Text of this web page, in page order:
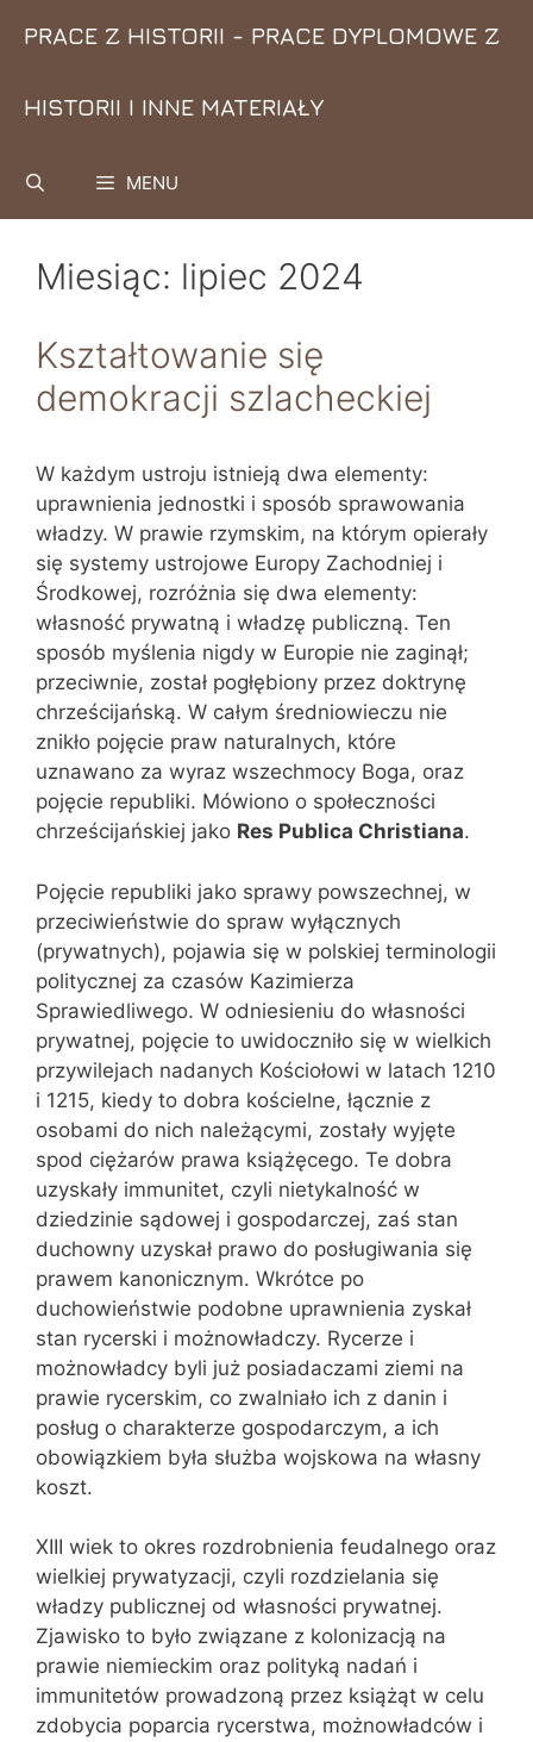
PRACE Z HISTORII - PRACE DYPLOMOWE Z
HISTORII I INNE MATERIAŁY
MENU
Miesiąc: lipiec 2024
Kształtowanie się
demokracji szlacheckiej
W każdym ustroju istnieją dwa elementy:
uprawnienia jednostki i sposób sprawowania
władzy. W prawie rzymskim, na którym opierały
się systemy ustrojowe Europy Zachodniej i
Środkowej, rozróżnia się dwa elementy:
własność prywatną i władzę publiczną. Ten
sposób myślenia nigdy w Europie nie zaginął;
przeciwnie, został pogłębiony przez doktrynę
chrześcijańską. W całym średniowieczu nie
znikło pojęcie praw naturalnych, które
uznawano za wyraz wszechmocy Boga, oraz
pojęcie republiki. Mówiono o społeczności
chrześcijańskiej jako Res Publica Christiana.
Pojęcie republiki jako sprawy powszechnej, w
przeciwieństwie do spraw wyłącznych
(prywatnych), pojawia się w polskiej terminologii
politycznej za czasów Kazimierza
Sprawiedliwego. W odniesieniu do własności
prywatnej, pojęcie to uwidoczniło się w wielkich
przywilejach nadanych Kościołowi w latach 1210
i 1215, kiedy to dobra kościelne, łącznie z
osobami do nich należącymi, zostały wyjęte
spod ciężarów prawa książęcego. Te dobra
uzyskały immunitet, czyli nietykalność w
dziedzinie sądowej i gospodarczej, zaś stan
duchowny uzyskał prawo do posługiwania się
prawem kanonicznym. Wkrótce po
duchowieństwie podobne uprawnienia zyskał
stan rycerski i możnowładczy. Rycerze i
możnowładcy byli już posiadaczami ziemi na
prawie rycerskim, co zwalniało ich z danin i
posług o charakterze gospodarczym, a ich
obowiązkiem była służba wojskowa na własny
koszt.
XIII wiek to okres rozdrobnienia feudalnego oraz
wielkiej prywatyzacji, czyli rozdzielania się
władzy publicznej od własności prywatnej.
Zjawisko to było związane z kolonizacją na
prawie niemieckim oraz polityką nadań i
immunitetów prowadzoną przez książąt w celu
zdobycia poparcia rycerstwa, możnowładców i